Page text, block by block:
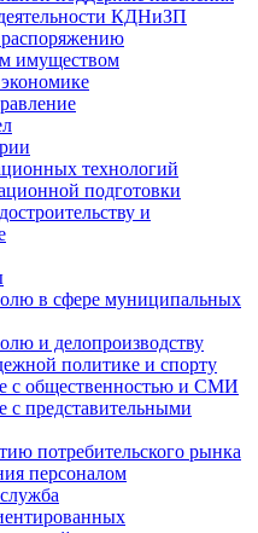
КДНиЗП
имуществом
технологий
подготовки
и
в сфере муниципальных
и делопроизводству
политике и спорту
с общественностью и СМИ
с представительными
потребительского рынка
персоналом